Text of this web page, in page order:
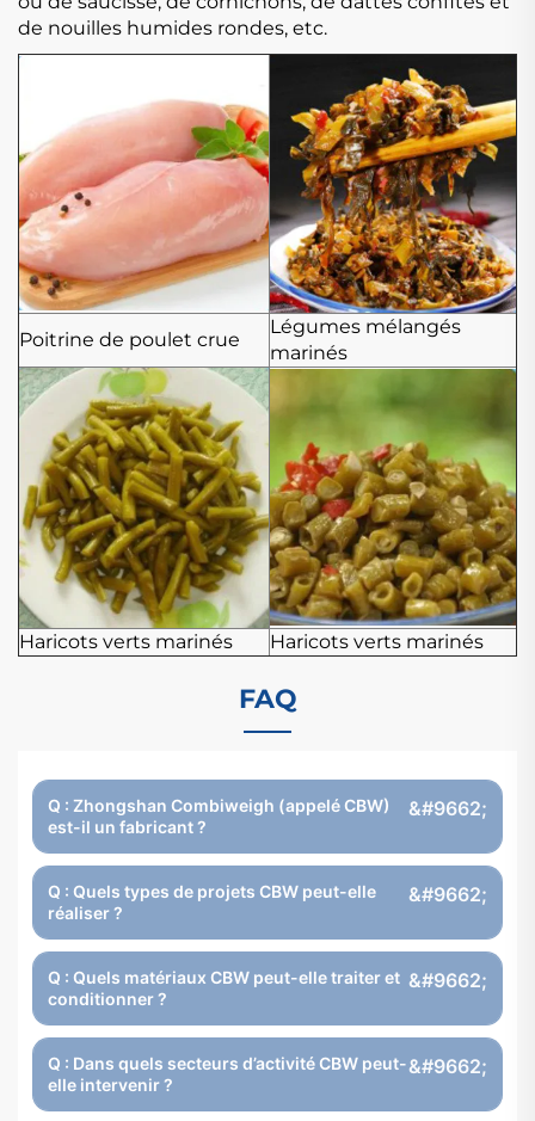
de nouilles humides rondes, etc.
Poitrine de poulet crue
Légumes mélangés
marinés
Haricots verts marinés Haricots verts marinés
FAQ
Q : Zhongshan Combiweigh (appelé CBW)
est-il un fabricant ?
Q : Quels types de projets CBW peut-elle
réaliser ?
Q : Quels matériaux CBW peut-elle traiter et
conditionner ?
Q : Dans quels secteurs d’activité CBW peut-
elle intervenir ?